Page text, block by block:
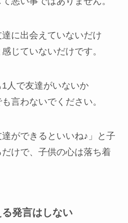
に出会えていないだけ
じていないだけです。
人で友達がいないか
言わないでください。
達ができるといいね♪」と子
けで、子供の心は落ち着
発言はしない